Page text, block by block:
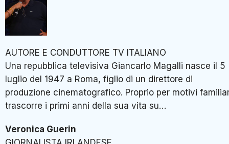
AUTORE E CONDUTTORE TV ITALIANO
Una repubblica televisiva Giancarlo Magalli nasce il 5
luglio del 1947 a Roma, figlio di un direttore di
produzione cinematografico. Proprio per motivi
trascorre i primi anni della sua vita su…
Veronica Guerin